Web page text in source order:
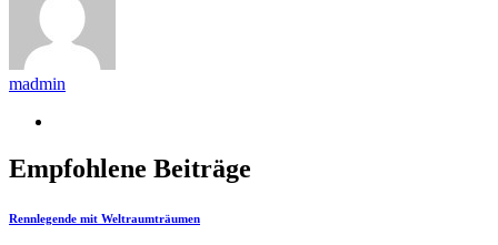
madmin
Empfohlene Beiträge
Rennlegende mit Weltraumträumen